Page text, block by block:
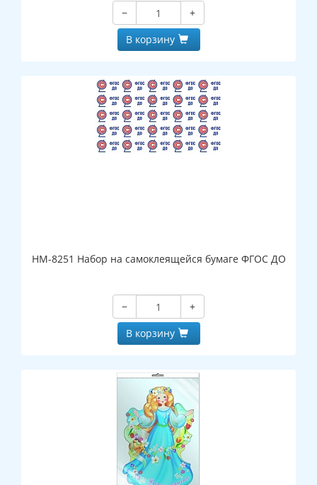
−
+
В корзину
НМ-8251 Набор на самоклеящейся бумаге ФГОС ДО
−
+
В корзину